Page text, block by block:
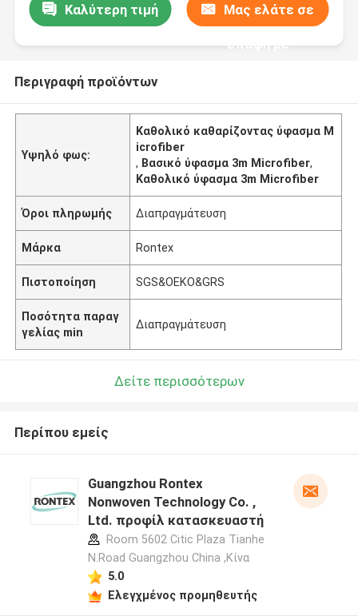
Καλύτερη τιμή Μας ελάτε σε
επαφή με
Περιγραφή προϊόντων
Υψηλό φως:
Καθολικό καθαρίζοντας ύφασμα M
icrofiber
, Βασικό ύφασμα 3m Microfiber,
Καθολικό ύφασμα 3m Microfiber
Όροι πληρωμής Διαπραγμάτευση
Μάρκα Rontex
Πιστοποίηση SGS&OEKO&GRS
Ποσότητα παραγ
γελίας min
Διαπραγμάτευση
Δείτε περισσότερων
Περίπου εμείς
Guangzhou Rontex
Nonwoven Technology Co. ,
Ltd. προφίλ κατασκευαστή
Room 5602 Citic Plaza Tianhe
N.Road Guangzhou China ,Κίνα
5.0
Ελεγχμένος προμηθευτής